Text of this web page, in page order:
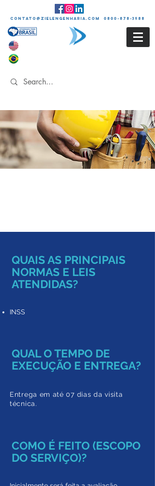
contato@zielengenharia.com 0800-878-3988
QUAIS AS PRINCIPAIS
NORMAS E LEIS
ATENDIDAS?
INSS
QUAL O TEMPO DE
EXECUÇÃO E ENTREGA?
Entrega em até 07 dias da visita
técnica.
COMO É FEITO (ESCOPO
DO SERVIÇO)?